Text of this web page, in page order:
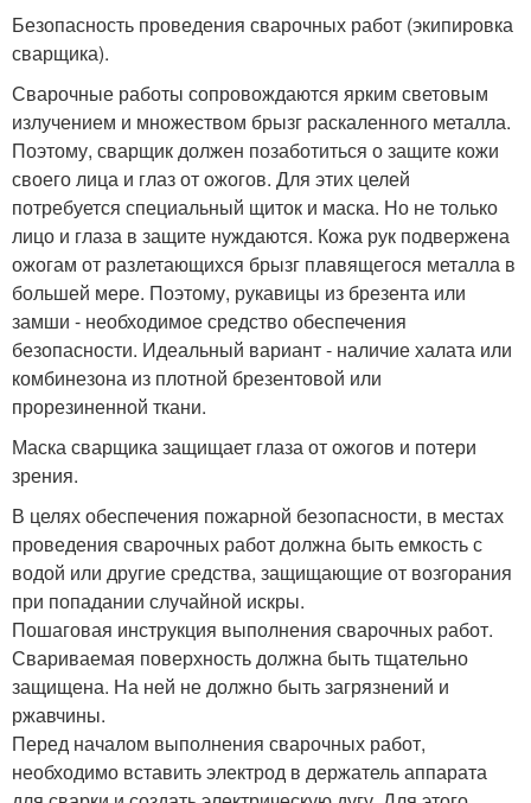
Безопасность проведения сварочных работ (экипировка
сварщика).
Сварочные работы сопровождаются ярким световым
излучением и множеством брызг раскаленного металла.
Поэтому, сварщик должен позаботиться о защите кожи
своего лица и глаз от ожогов. Для этих целей
потребуется специальный щиток и маска. Но не только
лицо и глаза в защите нуждаются. Кожа рук подвержена
ожогам от разлетающихся брызг плавящегося металла в
большей мере. Поэтому, рукавицы из брезента или
замши - необходимое средство обеспечения
безопасности. Идеальный вариант - наличие халата или
комбинезона из плотной брезентовой или
прорезиненной ткани.
Маска сварщика защищает глаза от ожогов и потери
зрения.
В целях обеспечения пожарной безопасности, в местах
проведения сварочных работ должна быть емкость с
водой или другие средства, защищающие от возгорания
при попадании случайной искры.
Пошаговая инструкция выполнения сварочных работ.
Свариваемая поверхность должна быть тщательно
защищена. На ней не должно быть загрязнений и
ржавчины.
Перед началом выполнения сварочных работ,
необходимо вставить электрод в держатель аппарата